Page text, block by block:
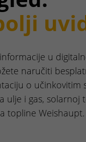
u
naručiti
o učinkovitim
ulje i gas, solarnoj
topline Weishaupt.